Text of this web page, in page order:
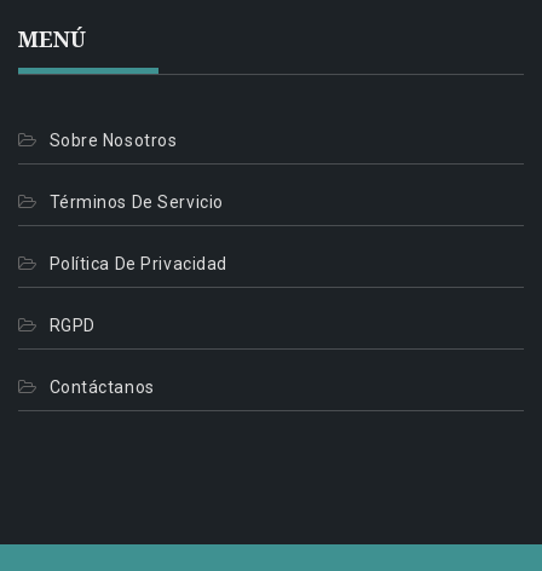
MENÚ
Sobre Nosotros
Términos De Servicio
Política De Privacidad
RGPD
Contáctanos